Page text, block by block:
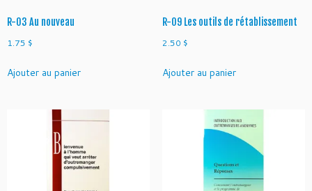
R-03 Au nouveau
1.75 $
Ajouter au panier
R-09 Les outils de rétablissement
2.50 $
Ajouter au panier